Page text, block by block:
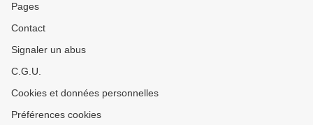
Pages
Contact
Signaler un abus
C.G.U.
Cookies et données personnelles
Préférences cookies